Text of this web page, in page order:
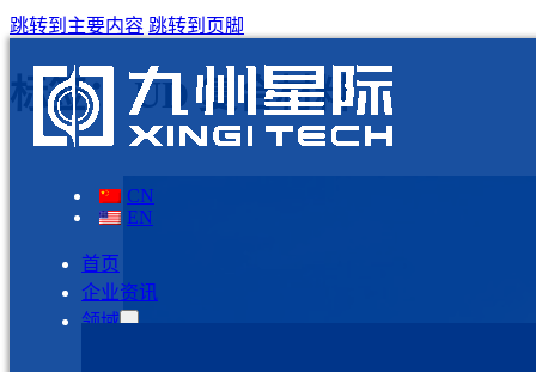
跳转到主要内容 跳转到页脚
CN
EN
首页
企业资讯
领域
标签：UD 复合材料